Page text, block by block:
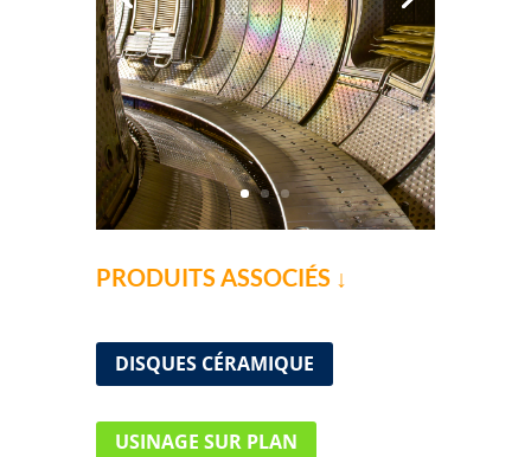
PRODUITS ASSOCIÉS ↓
DISQUES CÉRAMIQUE
USINAGE SUR PLAN